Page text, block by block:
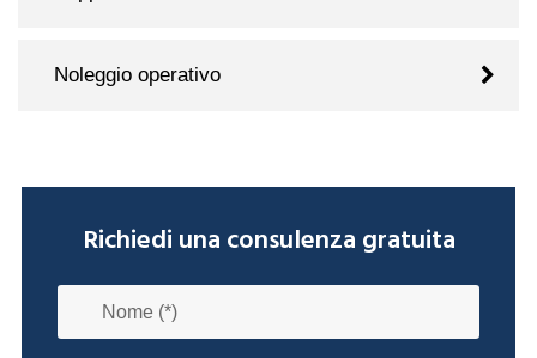
Noleggio operativo
Richiedi una consulenza gratuita